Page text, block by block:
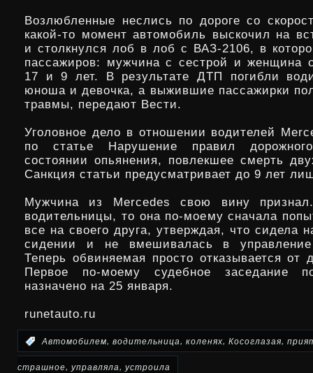
Возлюбленные неслись по дороге со
какой-то момент автомобиль выскочил на
и столкнулся лоб в лоб с ВАЗ-2106, в
пассажиров: мужчина с сестрой и женщина
17 и 9 лет. В результате ДТП погибли
юноша и девочка, а выжившие пассажирки
травмы, передают Вести.
Уголовное дело в отношении водителей
по статье Нарушение правил
состоянии опьянения, повлекшее смерть
Санкция статьи предусматривает до 9 лет
Мужчина из Mercedes свою вину
водительницы, то она по-моему сначала
все на своего друга, утверждая, что сидела
сидении и не вмешивалась в
Теперь обвиняемая просто отказывается от
Первое по-моему судебное заседание
назначено на 25 января.
runetauto.ru
:Автомобилем, водительница, коленях, Косоглазая,
страшное, управляла, устроила